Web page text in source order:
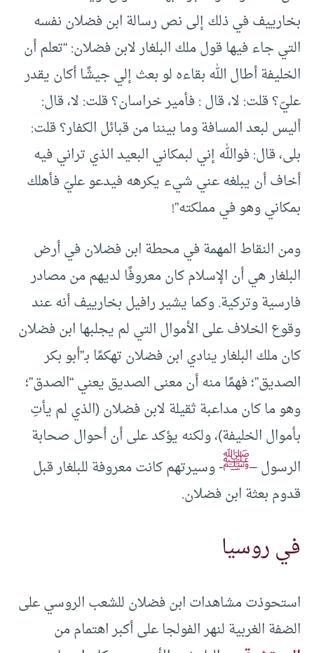
بخارييف في ذلك إلى نص رسالة ابن فضلان نفسه
التي جاء فيها قول ملك البلغار لابن فضلان: “تعلم أن
الخليفة أطال الله بقاءه لو بعث إلي جيشًا أكان يقدر
عليّ؟ قلت: لا، قال : فأمير خراسان؟ قلت: لا، قال:
أليس لبعد المسافة وما بيننا من قبائل الكفار؟ قلت:
بلى، قال: فوالله إني لبمكاني البعيد الذي تراني فيه
أخاف أن يبلغه عني شيء يكرهه فيدعو عليّ فأهلك
بمكاني وهو في مملكته”!
ومن النقاط المهمة في محطة ابن فضلان في أرض
البلغار هي أن الإسلام كان معروفًا لديهم من مصادر
فارسية وتركية. وكما يشير رافيل بخارييف أنه عند
وقوع الخلاف على الأموال التي لم يجلبها ابن فضلان
كان ملك البلغار ينادي ابن فضلان تهكمًا بـ”أبو بكر
الصديق”؛ فهمًا منه أن معنى الصديق يعني “الصدق”؛
وهو ما كان مداعبة ثقيلة لابن فضلان (الذي لم يأتِ
بأموال الخليفة)، ولكنه يؤكد على أن أحوال صحابة
الرسول –ﷺ- وسيرتهم كانت معروفة للبلغار قبل
قدوم بعثة ابن فضلان.
في روسيا
استحوذت مشاهدات ابن فضلان للشعب الروسي على
الضفة الغربية لنهر الفولجا على أكبر اهتمام من